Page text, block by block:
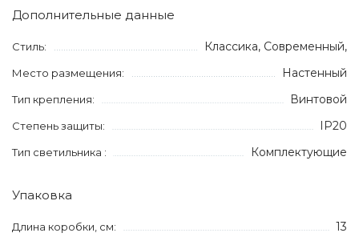
Дополнительные данные
Стиль: Классика, Современный,
Место размещения: Настенный
Тип крепления: Винтовой
Степень защиты: IP20
Тип светильника : Комплектующие
Упаковка
Длина коробки, см: 13